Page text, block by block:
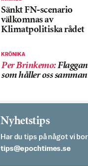
Sänkt FN-scenario
välkomnas av
Klimatpolitiska rådet
KRÖNIKA
Per Brinkemo:Flaggan
som håller oss samman
Nyhetstips
Har du tips på något vi
es.semithcope@spit